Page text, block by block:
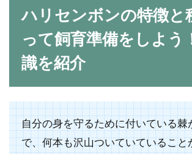
淡水ではなく海水
サメを飼育する場合には
水で飼育するのが一般
でも生きられるサメもい
ハリセンボンの特徴と
って飼育準備をしよう
識を紹介
自分の身を守るために付いている棘
で、何本も沢山ついていていること